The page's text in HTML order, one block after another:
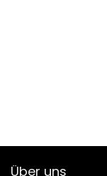
Über uns